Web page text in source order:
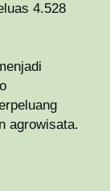
4.528
agrowisata.